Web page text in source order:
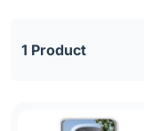
1 Product